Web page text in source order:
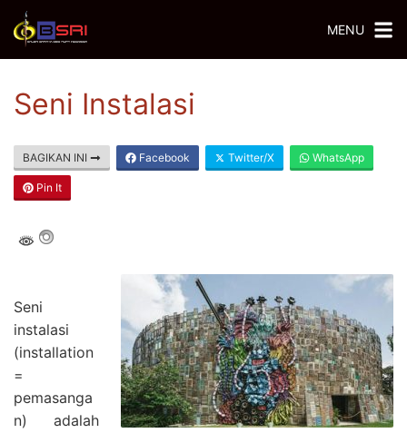
MENU
Seni Instalasi
BAGIKAN INI Facebook Twitter/X WhatsApp
Pin It
Seni
instalasi
(installation
=
pemasanga
n) adalah